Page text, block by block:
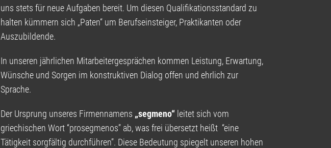
uns stets für neue Aufgaben bereit. Um diesen Qualifikationsstandard zu
halten kümmern sich „Paten“ um Berufseinsteiger, Praktikanten oder
Auszubildende.
In unseren jährlichen Mitarbeitergesprächen kommen Leistung, Erwartung,
Wünsche und Sorgen im konstruktiven Dialog offen und ehrlich zur
Sprache.
Der Ursprung unseres Firmennamens „segmeno“ leitet sich vom
griechischen Wort “prosegmenos” ab, was frei übersetzt heißt “eine
Tätigkeit sorgfältig durchführen”. Diese Bedeutung spiegelt unseren hohen